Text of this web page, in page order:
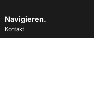
Navigieren.
Kontakt